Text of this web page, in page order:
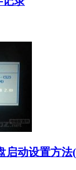
启动设置方法